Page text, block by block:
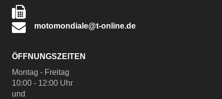
motomondiale@t-online.de
ÖFFNUNGSZEITEN
Montag - Freitag
10:00 - 12:00 Uhr
und